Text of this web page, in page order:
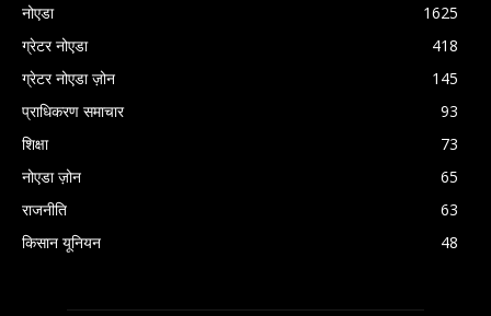
नोएडा
1625
ग्रेटर नोएडा
418
ग्रेटर नोएडा ज़ोन
145
प्राधिकरण समाचार
93
शिक्षा
73
नोएडा ज़ोन
65
राजनीति
63
किसान यूनियन
48